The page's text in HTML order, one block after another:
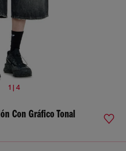
1 | 4
Con Gráfico Tonal